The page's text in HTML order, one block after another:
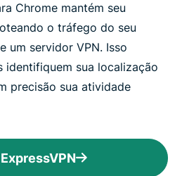
Chrome mantém seu
o tráfego do seu
um servidor VPN. Isso
identifiquem sua localização
precisão sua atividade